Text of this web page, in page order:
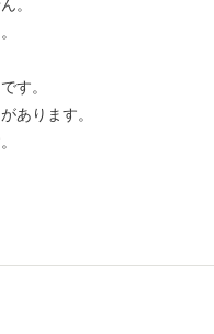
。
す。
あります。